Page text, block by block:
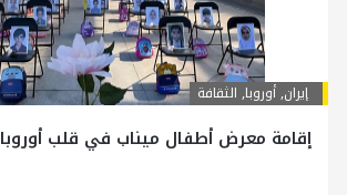
إيران,أوروبا, الثقافة
إقامة معرض أطفال ميناب في قلب أوروبا